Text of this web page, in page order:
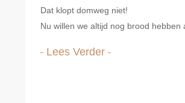
Dat klopt domweg niet!
Nu willen we altijd nog brood hebben
Lees Verder